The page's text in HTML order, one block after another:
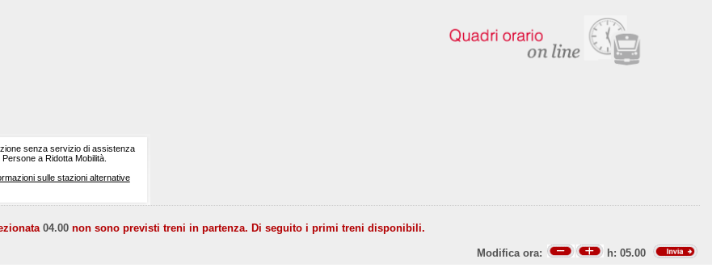
senza servizio di assistenza
Persone a Ridotta Mobilità.
sulle stazioni alternative
04.00 non sono previsti treni in partenza. Di seguito i primi treni disponibili.
Modifica ora: h: 05.00